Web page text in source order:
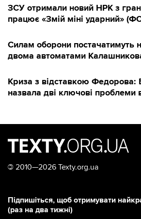
ЗСУ отримали новий НРК з
працює «Змій міні ударний»
Силам оборони постачатимуть
двома автоматами
Криза з відставкою Федорова:
назвала дві ключові проблеми
© 2010—2026 Texty.org.ua
Підпишіться, щоб отримувати
(раз на два тижні)